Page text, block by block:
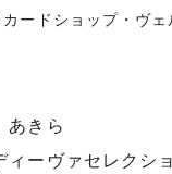
ードショップ・ヴェ
あきら
ィーヴァセレクシ